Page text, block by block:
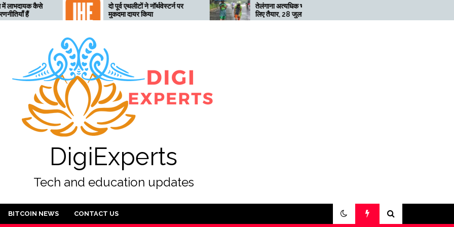
दो पूर्व एथलीटों ने नॉर्थवेस्टर्न पर
मुकदमा दायर किया
तेलंगाना अत्यधिक भारी बारिश के
लिए तैयार, 28 जुलाई तक ‘रेड’
अलर्ट जारी
नहीं हुई तो खनन लाभदायक नहीं है
DigiExperts
Tech and education updates
BITCOIN NEWS CONTACT US